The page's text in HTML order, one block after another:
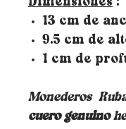
Dimensiones :
13 cm de
9.5 cm de
1 cm de
Monederos
cuero genuino